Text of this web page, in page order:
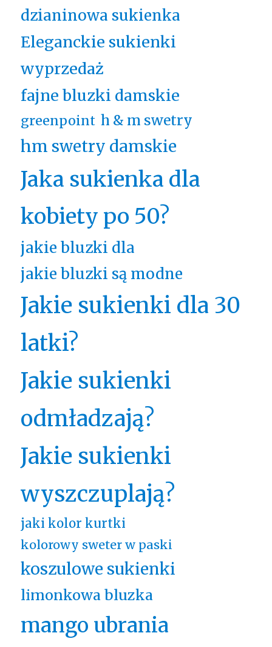
dzianinowa sukienka
Eleganckie sukienki
wyprzedaż
fajne bluzki damskie
greenpoint h & m swetry
hm swetry damskie
Jaka sukienka dla
kobiety po 50?
jakie bluzki dla
jakie bluzki są modne
Jakie sukienki dla 30
latki?
Jakie sukienki
odmładzają?
Jakie sukienki
wyszczuplają?
jaki kolor kurtki
kolorowy sweter w paski
koszulowe sukienki
limonkowa bluzka
mango ubrania